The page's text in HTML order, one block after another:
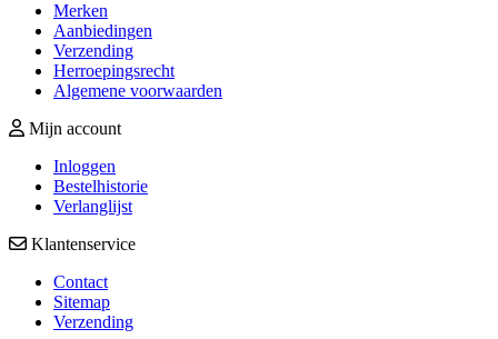
Merken
Aanbiedingen
Verzending
Herroepingsrecht
Algemene voorwaarden
Mijn account
Inloggen
Bestelhistorie
Verlanglijst
Klantenservice
Contact
Sitemap
Verzending